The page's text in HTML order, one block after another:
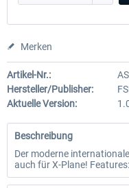
Merken
Artikel-Nr.:
Hersteller/Publisher:
Aktuelle Version:
Beschreibung
Der moderne
auch für X-Plane!